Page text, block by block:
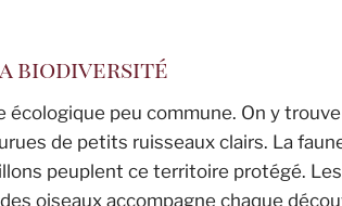
biodiversité
écologique peu commune. On y
de petits ruisseaux clairs. La
peuplent ce territoire protégé.
oiseaux accompagne chaque